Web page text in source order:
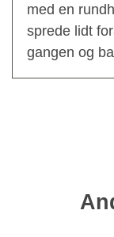
med en
sprede lidt
gangen og